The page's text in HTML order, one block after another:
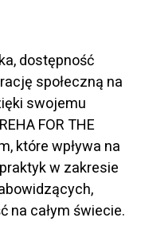
osób
konferencji
dostępność
społeczną na
swojemu
FOR THE
które wpływa na
w zakresie
na całym świecie.